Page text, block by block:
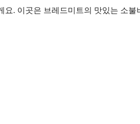
요. 이곳은 브레드미트의 맛있는 소불